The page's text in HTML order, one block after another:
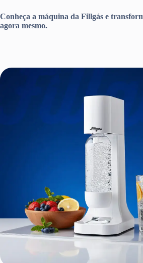
Conheça a máquina da Fillgás e
agora mesmo.